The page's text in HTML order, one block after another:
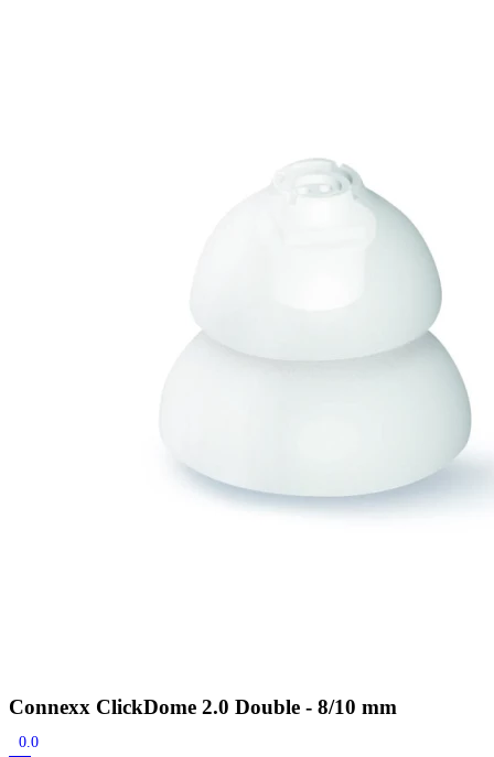
De Oticon Intent is het nieuwste hoorapparaat van dit moment.
Connexx ClickDome 2.0 Double - 8/10 mm
0.0